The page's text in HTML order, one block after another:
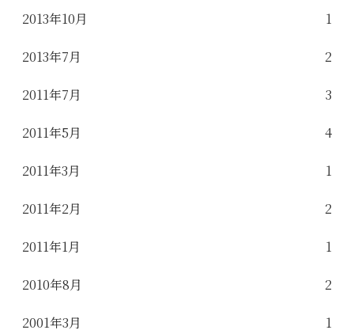
2013年10月 1
2013年7月 2
2011年7月 3
2011年5月 4
2011年3月 1
2011年2月 2
2011年1月 1
2010年8月 2
2001年3月 1